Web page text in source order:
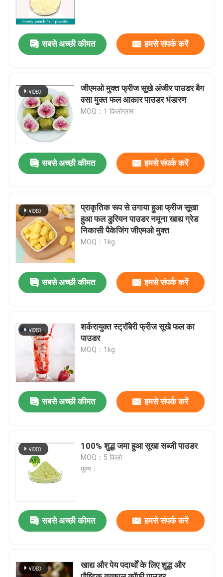
घर
वीडियो
वी.आर. शो
हमारे बारे में
कारखाने का दौरा
गुणवत्ता नियंत्रण
हमसे संपर्क करें
खाद्य पदार्थों के स्वाद
सबसे अच्छी कीमत हमसे संपर्क करें
जीएमओ मुक्त फ्रीज सूखे अंजीर पाउडर बैग
वसा मुक्त फल आकार पाउडर भंडारण
MOQ：1 किलोग्राम
सबसे अच्छी कीमत हमसे संपर्क करें
प्राकृतिक रूप से उगाया हुआ फ्रीज सूखा
हुआ फल डुरियन पाउडर नमूना खाद्य ग्रेड
निकासी पैकेजिंग जीएमओ मुक्त
MOQ：1kg
सबसे अच्छी कीमत हमसे संपर्क करें
शर्करायुक्त स्ट्रॉबेरी फ्रीज सूखे फल का
पाउडर
MOQ：1kg
सबसे अच्छी कीमत हमसे संपर्क करें
100% शुद्ध जमा हुआ सूखा सब्जी पाउडर
MOQ：5 किलो
मूल्य：-
सबसे अच्छी कीमत हमसे संपर्क करें
खाद्य और पेय पदार्थों के लिए शुद्ध और